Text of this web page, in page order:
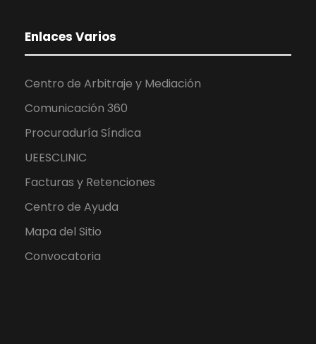
Enlaces Varios
Centro de Arbitraje y Mediación
Comunicación 360
Procuraduría Síndica
UEESCLINIC
Facturas y Retenciones
Centro de Ayuda
Mapa del Sitio
Convocatoria